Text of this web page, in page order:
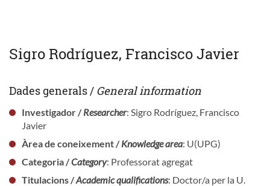
Sigro Rodríguez, Francisco Javier
Dades generals / General information
Investigador /Researcher: Sigro Rodríguez, Francisco
Javier
Àrea de coneixement /Knowledge area: U(UPG)
Categoria /Category: Professorat agregat
Titulacions /Academic qualifications: Doctor/a per la U.